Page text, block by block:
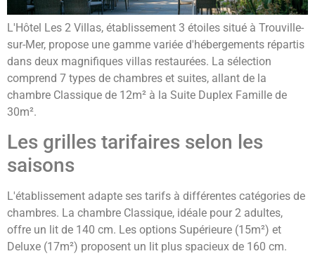
L'Hôtel Les 2 Villas, établissement 3 étoiles situé à Trouville-
sur-Mer, propose une gamme variée d'hébergements répartis
dans deux magnifiques villas restaurées. La sélection
comprend 7 types de chambres et suites, allant de la
chambre Classique de 12m² à la Suite Duplex Famille de
30m².
Les grilles tarifaires selon les
saisons
L'établissement adapte ses tarifs à différentes catégories de
chambres. La chambre Classique, idéale pour 2 adultes,
offre un lit de 140 cm. Les options Supérieure (15m²) et
Deluxe (17m²) proposent un lit plus spacieux de 160 cm.